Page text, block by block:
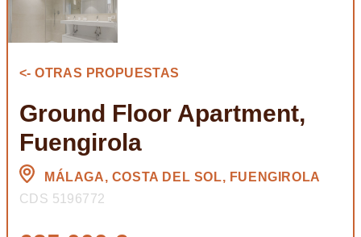
<- OTRAS PROPUESTAS
Ground Floor Apartment,
Fuengirola
MÁLAGA, COSTA DEL SOL, FUENGIROLA
CDS 5196772